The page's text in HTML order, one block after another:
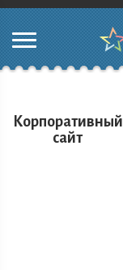
Корпоративный
сайт